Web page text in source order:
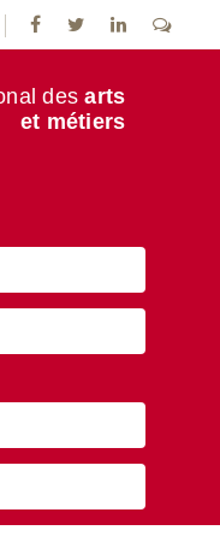
desarts
et métiers